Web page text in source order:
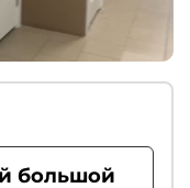
большой